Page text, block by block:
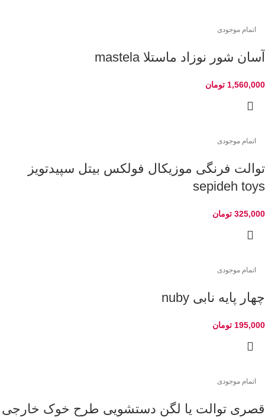
اتمام موجودی
آسان شور نوزاد ماستلا mastela
1,560,000 تومان
اتمام موجودی
توالت فرنگی موزیکال فولکس بیتل سپیدتویز
sepideh toys
325,000 تومان
اتمام موجودی
چهار پایه نابی nuby
195,000 تومان
اتمام موجودی
قصری توالت یا لگن دستشویی طرح خوک خارجی